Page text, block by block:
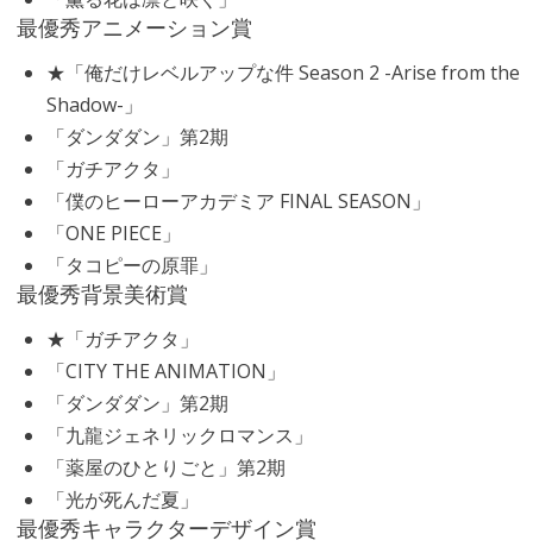
最優秀アニメーション賞
★「俺だけレベルアップな件 Season 2 -Arise from the
Shadow-」
「ダンダダン」第2期
「ガチアクタ」
「僕のヒーローアカデミア FINAL SEASON」
「ONE PIECE」
「タコピーの原罪」
最優秀背景美術賞
★「ガチアクタ」
「CITY THE ANIMATION」
「ダンダダン」第2期
「九龍ジェネリックロマンス」
「薬屋のひとりごと」第2期
「光が死んだ夏」
最優秀キャラクターデザイン賞